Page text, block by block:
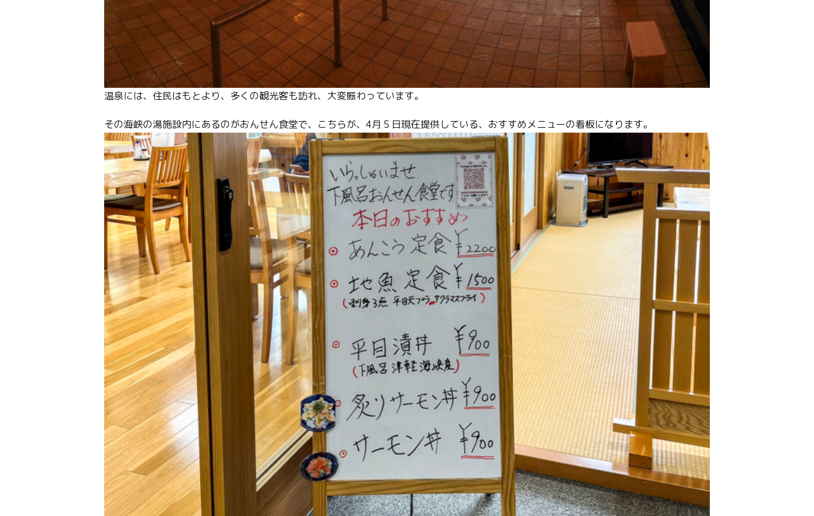
温泉には、住民はもとより、多くの観光客も訪れ、大変賑わっています。
その海峡の湯施設内にあるのがおんせん食堂で、こちらが、4月５日現在提供している、おすすめメニューの看板になります。